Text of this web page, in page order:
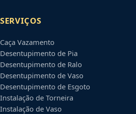
SERVIÇOS
Caça Vazamento
Desentupimento de Pia
Desentupimento de Ralo
Desentupimento de Vaso
Desentupimento de Esgoto
Instalação de Torneira
Instalação de Vaso